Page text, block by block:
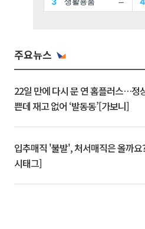
주요뉴스
22일 만에 다시 문 연 홈플러스…정
쁜데 재고 없어 ‘발동동’[가보니]
입추매직 '불발', 처서매직은 올까요
시태그]